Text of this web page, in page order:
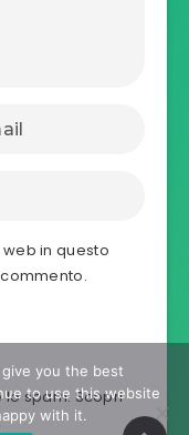
in questo
lo spam. Scopri
.
you the best
to use this website
with it.